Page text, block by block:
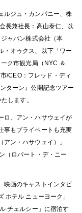
ルジュ・カンパニー、株
長兼社長：高山泰仁、以
ャパン株式会社（本
・オゥクス、以下「ワー
ク市観光局（NYC ＆
/CEO：フレッド・ディ
ターン』公開記念ツアー
します。
ロ、アン・ハサウェイが
事もプライベートも充実
ン・ハサウェイ）」
（ロバート・デ・ニー
映画のキャストインタビ
ホテル ニューヨーク」
チェルシー」に宿泊す